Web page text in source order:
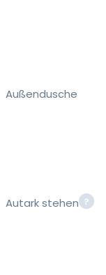
Außendusche
Autark stehen